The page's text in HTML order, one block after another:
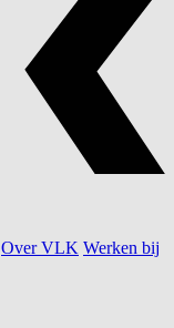
Over VLK Werken bij